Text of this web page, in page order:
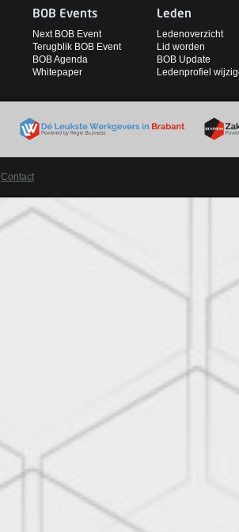
BOB Events
Next BOB Event
Terugblik BOB Event
BOB Agenda
Whitepaper
Leden
Ledenoverzicht
Lid worden
BOB Update
Ledenprofiel
Contact